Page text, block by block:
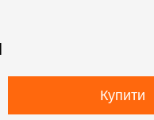
Купити